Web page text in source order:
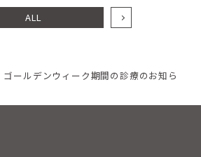
ALL
ゴールデンウィーク期間の診療のお知ら